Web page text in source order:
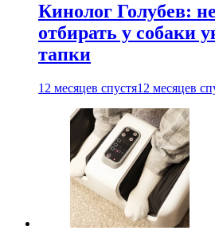
Кинолог Голубев:
отбирать у собаки
тапки
12 месяцев спустя12 месяцев